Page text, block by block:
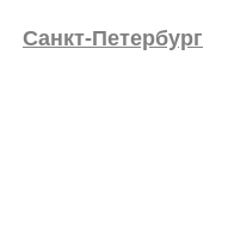
Санкт-Петербург